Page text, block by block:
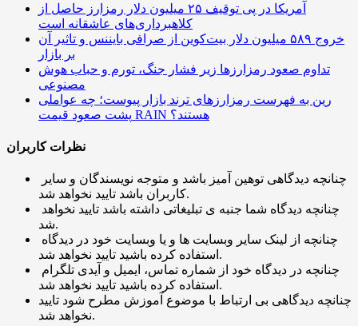
آمریکا در پی توقیف ۲۵ میلیون دلار رمزارز حاصل از
کلاهبرداری‌های عاشقانه است
خروج ۵۸۹ میلیون دلار بیت‌کوین از صرافی بایننس و تاثیر آن
بر بازار
تداوم صعود رمزارزها زیر فشار جنگ، تورم و حباب هوش
مصنوعی
رین به فهرست رمزارزهای ترند بازار پیوست؛ چه عواملی
پشت صعود قیمت RAIN هستند؟
نظرات کاربران
کاربران باشد تایید نخواهد شد.
شد.
استفاده کرده باشید تایید نخواهد شد.
استفاده کرده باشید تایید نخواهد شد.
چنانچه دیدگاهی بی ارتباط با موضوع آموزش مطرح شود تایید
نخواهد شد.